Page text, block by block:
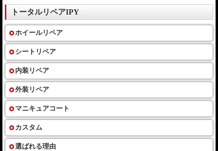
トータルリペアIPY
ホイールリペア
シートリペア
内装リペア
外装リペア
マニキュアコート
カスタム
選ばれる理由